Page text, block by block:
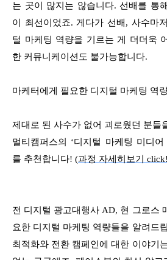
는 곳이 많지는 않습니다. 선배를 통
이 최선이었죠. 게다가 선배, 사수마
털 마케팅 역량을 기르는 게 더더욱
한 커뮤니케이션도 불가능합니다.
마케터에게 필요한 디지털 마케팅 역
제대로 된 사수가 없어 괴로웠던 분들
멀티캠퍼스의 ‘디지털 마케팅 미디
를 추천합니다! (과정 자세히보기
전 디지털 광고대행사 AD, 현 그로스
요한 디지털 마케팅 역량들을 알려드
최적화와 전환 캠페인에 대한 이야기